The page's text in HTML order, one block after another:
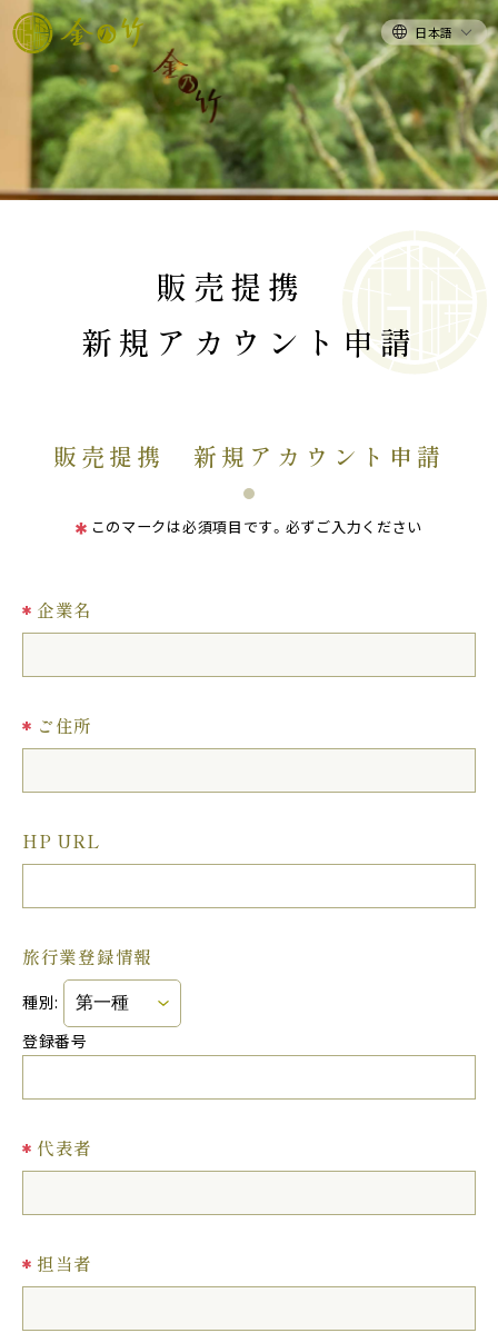
日本語
販売提携
新規アカウント申請
販売提携 新規アカウント申請
このマークは必須項目です。必ずご入力ください
企業名
ご住所
HP URL
旅行業登録情報
種別:
登録番号
代表者
担当者